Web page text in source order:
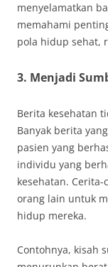
menyelamatkan
memahami
pola hidup sehat,
3. Menjadi
Berita kesehatan
Banyak berita
pasien yang
individu yang
kesehatan.
orang lain untuk
hidup mereka.
Contohnya, kisah